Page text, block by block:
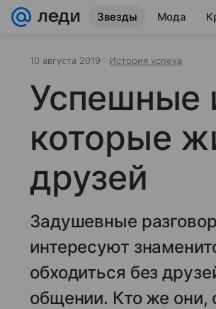
Звезды Мода
10 августа 2019 История успеха
Успешные
которые
друзей
Задушевные
интересуют
обходиться без
общении. Кто же